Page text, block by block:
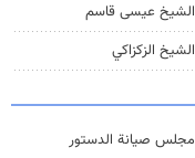
الشيخ عيسى قاسم
الشيخ الزكزاكي
مجلس صيانة الدستور